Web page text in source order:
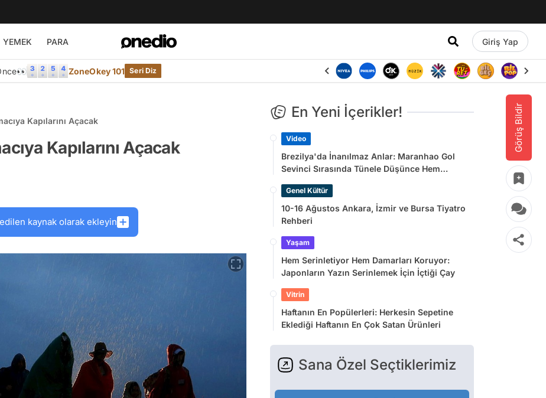
YEMEK PARA Giriş Yap
ZoneOkey 101 Seri Diz
Görüş Bildir
Kapılarını Açacak
Kapılarını Açacak
kaynak olarak ekleyin
En Yeni İçerikler!
Video
Brezilya'da İnanılmaz Anlar: Maranhao Gol
Sevinci Sırasında Tünele Düşünce Hem
Genel Kültür
10-16 Ağustos Ankara, İzmir ve Bursa Tiyatro
Rehberi
Yaşam
Hem Serinletiyor Hem Damarları Koruyor:
Japonların Yazın Serinlemek İçin İçtiği Çay
Vitrin
Haftanın En Popülerleri: Herkesin Sepetine
Eklediği Haftanın En Çok Satan Ürünleri
Sana Özel Seçtiklerimiz